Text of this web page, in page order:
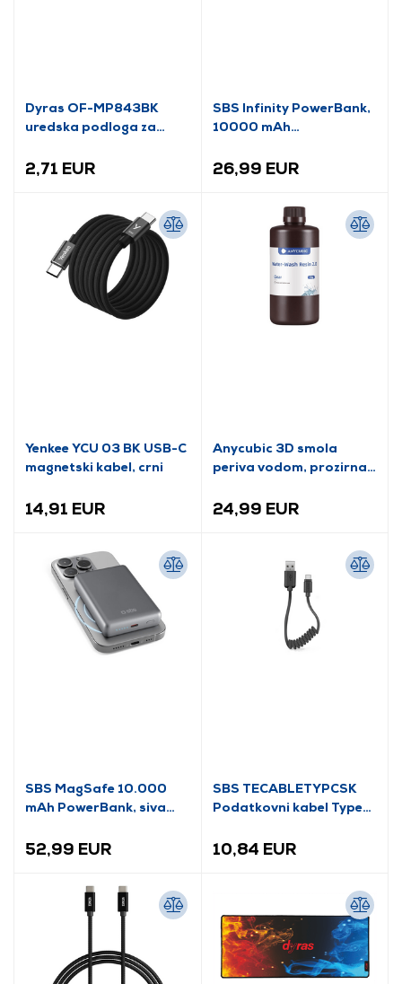
Dyras OF-MP843BK
uredska podloga za
2,71 EUR
SBS Infinity PowerBank,
10000 mAh
26,99 EUR
Yenkee YCU 03 BK USB-C
magnetski kabel, crni
14,91 EUR
Anycubic 3D smola
periva vodom, prozirna,
24,99 EUR
SBS MagSafe 10.000
mAh PowerBank, siva
52,99 EUR
SBS TECABLETYPCSK
Podatkovni kabel Type-
10,84 EUR